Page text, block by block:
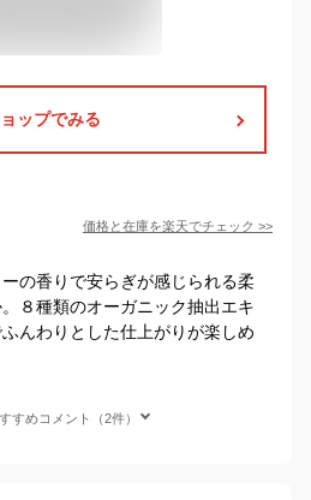
ップでみる
価格と在庫を楽天でチェック >>
の香りで安らぎが感じられる柔
８種類のオーガニック抽出エキ
んわりとした仕上がりが楽しめ
すめコメント（2件）